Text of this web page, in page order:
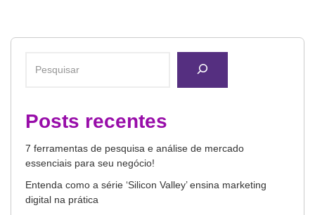
Posts recentes
7 ferramentas de pesquisa e análise de mercado
essenciais para seu negócio!
Entenda como a série ‘Silicon Valley’ ensina marketing
digital na prática